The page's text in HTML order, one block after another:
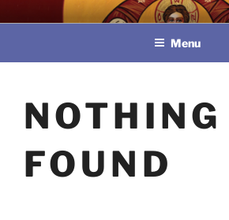
to
教區婚姻與家庭牧民
Menu
NOTHING
FOUND